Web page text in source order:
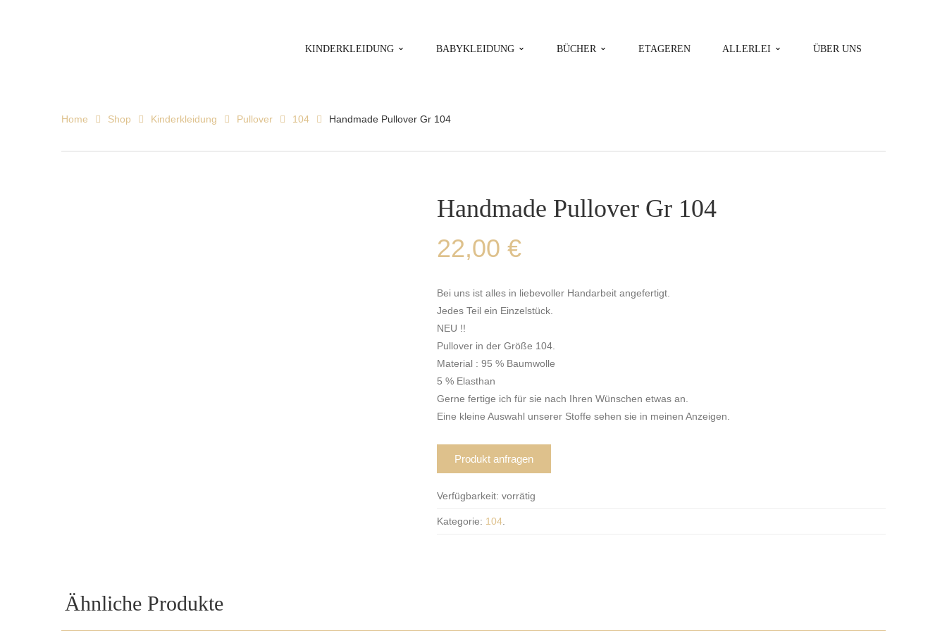
KINDERKLEIDUNG BABYKLEIDUNG BÜCHER ETAGEREN ALLERLEI ÜBER UNS
Home Shop Kinderkleidung Pullover 104 Handmade Pullover Gr 104
Handmade Pullover Gr 104
22,00€
Bei uns ist alles in liebevoller Handarbeit angefertigt.
Jedes Teil ein Einzelstück.
NEU !!
Pullover in der Größe 104.
Material : 95 % Baumwolle
5 % Elasthan
Gerne fertige ich für sie nach Ihren Wünschen etwas an.
Eine kleine Auswahl unserer Stoffe sehen sie in meinen Anzeigen.
Produkt anfragen
Verfügbarkeit: vorrätig
Kategorie: 104
Ähnliche Produkte